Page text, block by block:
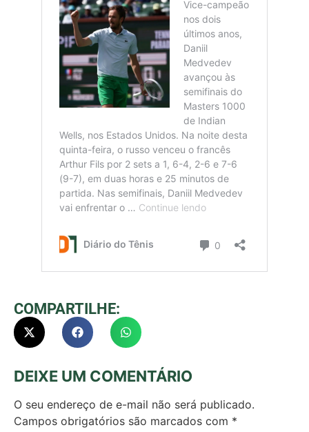
COMPARTILHE:
DEIXE UM COMENTÁRIO
O seu endereço de e-mail não será publicado.
Campos obrigatórios são marcados com *